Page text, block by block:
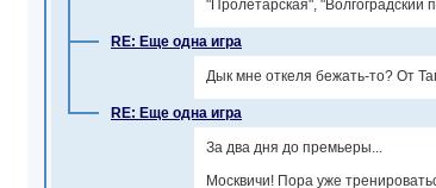
"Пролетарская", "Волгоградский
RE: Еще одна игра
Дык мне откеля бежать-то? От
RE: Еще одна игра
За два дня до премьеры...
Москвичи! Пора уже